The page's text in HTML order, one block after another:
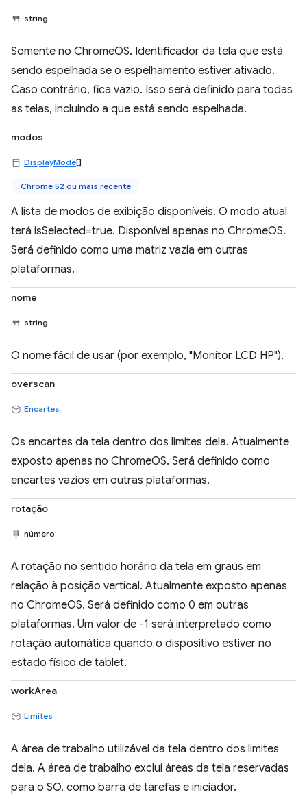
string
Somente no ChromeOS. Identificador da tela que está
sendo espelhada se o espelhamento estiver ativado.
Caso contrário, fica vazio. Isso será definido para todas
as telas, incluindo a que está sendo espelhada.
modos
DisplayMode[]
Chrome 52 ou mais recente
A lista de modos de exibição disponíveis. O modo atual
terá isSelected=true. Disponível apenas no ChromeOS.
Será definido como uma matriz vazia em outras
plataformas.
nome
string
O nome fácil de usar (por exemplo, "Monitor LCD HP").
overscan
Encartes
Os encartes da tela dentro dos limites dela. Atualmente
exposto apenas no ChromeOS. Será definido como
encartes vazios em outras plataformas.
rotação
número
A rotação no sentido horário da tela em graus em
relação à posição vertical. Atualmente exposto apenas
no ChromeOS. Será definido como 0 em outras
plataformas. Um valor de -1 será interpretado como
rotação automática quando o dispositivo estiver no
estado físico de tablet.
workArea
Limites
A área de trabalho utilizável da tela dentro dos limites
dela. A área de trabalho exclui áreas da tela reservadas
para o SO, como barra de tarefas e iniciador.